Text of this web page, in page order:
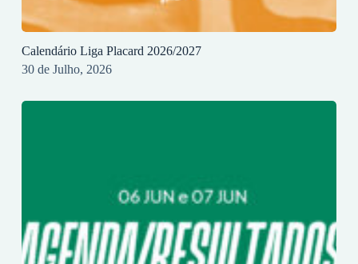
Calendário Liga Placard 2026/2027
30 de Julho, 2026